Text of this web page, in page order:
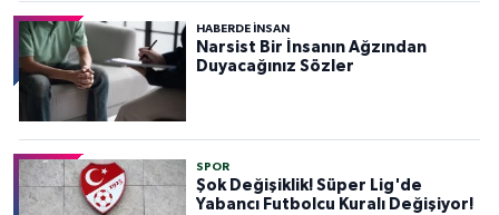
HABERDE INSAN
Narsist Bir İnsanın Ağzından
Duyacağınız Sözler
SPOR
Şok Değişiklik! Süper Lig'de
Yabancı Futbolcu Kuralı Değişiyor!